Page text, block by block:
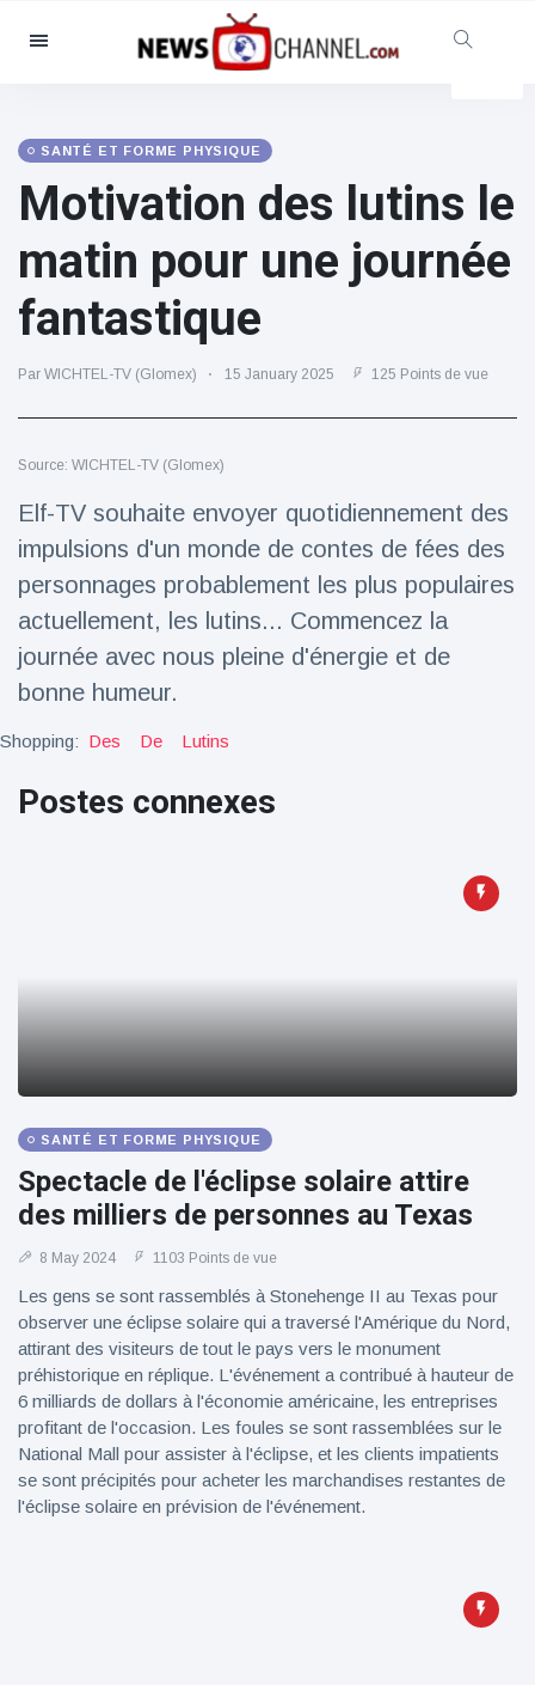
Catégories
Social et amusant
(155)
Cinéma et télévision
(81)
Célébrités
(13938)
Mode et beauté
(122)
Nourriture et boissons
Mode de vie et divertissement
Dernières nouvelles
2023 Citroën
ë-C3 Reveal
Points de vue
Lotus dévoile
Emeya, sa
première
SANTÉ ET FORME PHYSIQUE
Motivation des lutins le
matin pour une journée
fantastique
Par WICHTEL-TV (Glomex) 15 January 2025 125 Points de vue
Source: WICHTEL-TV (Glomex)
Elf-TV souhaite envoyer quotidiennement des
impulsions d'un monde de contes de fées des
personnages probablement les plus populaires
actuellement, les lutins... Commencez la
journée avec nous pleine d'énergie et de
bonne humeur.
Shopping: Des De Lutins
Postes connexes
SANTÉ ET FORME PHYSIQUE
Spectacle de l'éclipse solaire attire
des milliers de personnes au Texas
8 May 2024 1103 Points de vue
Les gens se sont rassemblés à Stonehenge II au Texas pour
observer une éclipse solaire qui a traversé l'Amérique du Nord,
attirant des visiteurs de tout le pays vers le monument
préhistorique en réplique. L'événement a contribué à hauteur de
6 milliards de dollars à l'économie américaine, les entreprises
profitant de l'occasion. Les foules se sont rassemblées sur le
National Mall pour assister à l'éclipse, et les clients impatients
se sont précipités pour acheter les marchandises restantes de
l'éclipse solaire en prévision de l'événement.